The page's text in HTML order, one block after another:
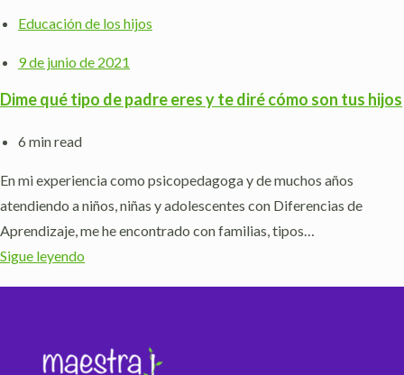
Educación de los hijos
9 de junio de 2021
Dime qué tipo de padre eres y te diré cómo son tus hijos
6 min read
En mi experiencia como psicopedagoga y de muchos años
atendiendo a niños, niñas y adolescentes con Diferencias de
Aprendizaje, me he encontrado con familias, tipos…
Sigue leyendo